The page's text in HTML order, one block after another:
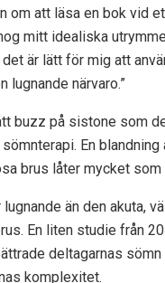
om att läsa en bok vid
mitt idealiska
det är lätt för mig att
lugnande närvaro.”
buzz på sistone som
En blandning
brus låter mycket
än den akuta,
En liten studie från
deltagarnas
komplexitet.